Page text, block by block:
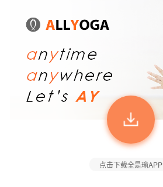
点击下载全是瑜APP